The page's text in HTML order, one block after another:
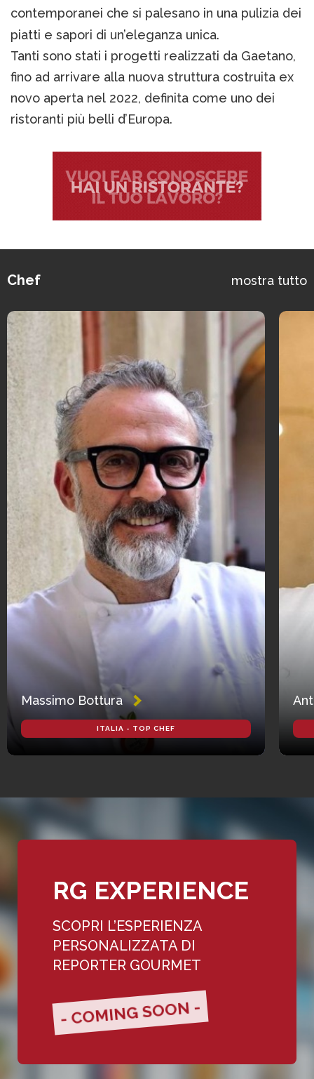
contemporanei che si palesano in una pulizia dei
piatti e sapori di un’eleganza unica.
Tanti sono stati i progetti realizzati da Gaetano,
fino ad arrivare alla nuova struttura costruita ex
novo aperta nel 2022, definita come uno dei
ristoranti più belli d’Europa.
Chef mostra tutto
Massimo Bottura
ITALIA - TOP CHEF
RG EXPERIENCE
SCOPRI L’ESPERIENZA
PERSONALIZZATA DI
REPORTER GOURMET
- COMING SOON -